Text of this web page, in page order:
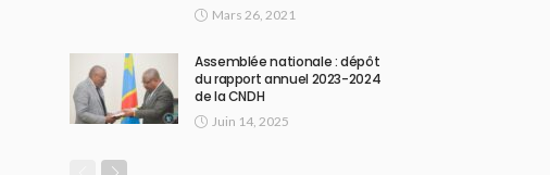
Mars 26, 2021
Assemblée nationale : dépôt
du rapport annuel 2023-2024
de la CNDH
Juin 14, 2025